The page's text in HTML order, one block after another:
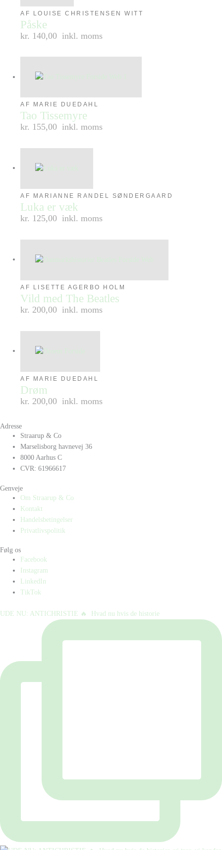
AF LOUISE CHRISTENSEN WITT
Påske
kr. 140,00 inkl. moms
AF MARIE DUEDAHL
Tao Tissemyre
kr. 155,00 inkl. moms
AF MARIANNE RANDEL SØNDERGAARD
Luka er væk
kr. 125,00 inkl. moms
AF LISETTE AGERBO HOLM
Vild med The Beatles
kr. 200,00 inkl. moms
AF MARIE DUEDAHL
Drøm
kr. 200,00 inkl. moms
Adresse
Straarup & Co
Marselisborg havnevej 36
8000 Aarhus C
CVR: 61966617
Genveje
Om Straarup & Co
Kontakt
Handelsbetingelser
Privatlivspolitik
Følg os
Facebook
Instagram
LinkedIn
TikTok
UDE NU: ANTICHRISTIE 🔥⁠ ⁠ Hvad nu hvis de historie